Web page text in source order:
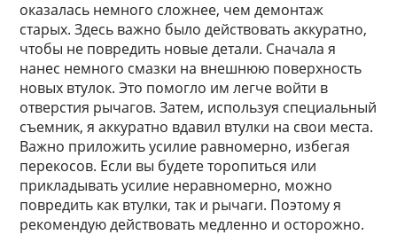
оказалась немного сложнее, чем демонтаж
старых. Здесь важно было действовать аккуратно,
чтобы не повредить новые детали. Сначала я
нанес немного смазки на внешнюю поверхность
новых втулок. Это помогло им легче войти в
отверстия рычагов. Затем, используя специальный
съемник, я аккуратно вдавил втулки на свои места.
Важно приложить усилие равномерно, избегая
перекосов. Если вы будете торопиться или
прикладывать усилие неравномерно, можно
повредить как втулки, так и рычаги. Поэтому я
рекомендую действовать медленно и осторожно.